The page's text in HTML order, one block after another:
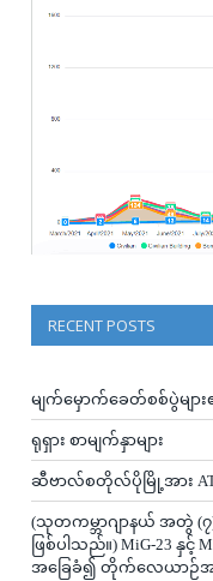
RECENT POSTS
မျက်မှောက်ခေတ်စစ်ပွဲမျာ
ရုရှား စာမျက်နှာများ
ဆီဗာလ်စတိုလ်ပိုမြို့အား
(သုတကမ္ဘာဂျာနယ် အတွဲ (၇)
ဖြစ်ပါသည်။) MiG-23 နှ
အခြေခံ၍ တိုက်လေယာဉ်အ